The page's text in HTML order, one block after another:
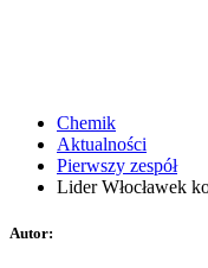
Chemik
Aktualności
Pierwszy zespół
Lider Włocławek
Autor: